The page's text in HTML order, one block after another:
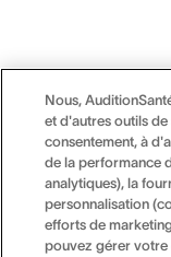
Nous,
et d'autres outils
consentement, à
de la performance
analytiques), la
personnalisation
efforts de
pouvez gérer votre